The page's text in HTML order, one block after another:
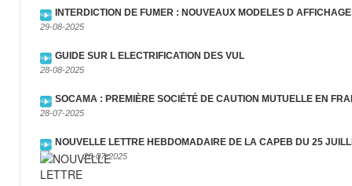
INTERDICTION DE FUMER : NOUVEAUX MODELES D
29-08-2025
GUIDE SUR L ELECTRIFICATION DES VUL
28-08-2025
SOCAMA : PREMIÈRE SOCIÉTÉ DE CAUTION MUTUELLE EN
28-07-2025
NOUVELLE LETTRE HEBDOMADAIRE DE LA CAPEB DU 25
26-07-2025